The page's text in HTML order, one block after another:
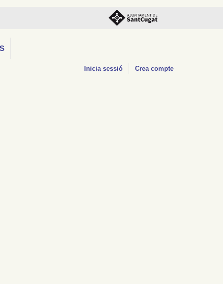
Inicia sessió Crea compte